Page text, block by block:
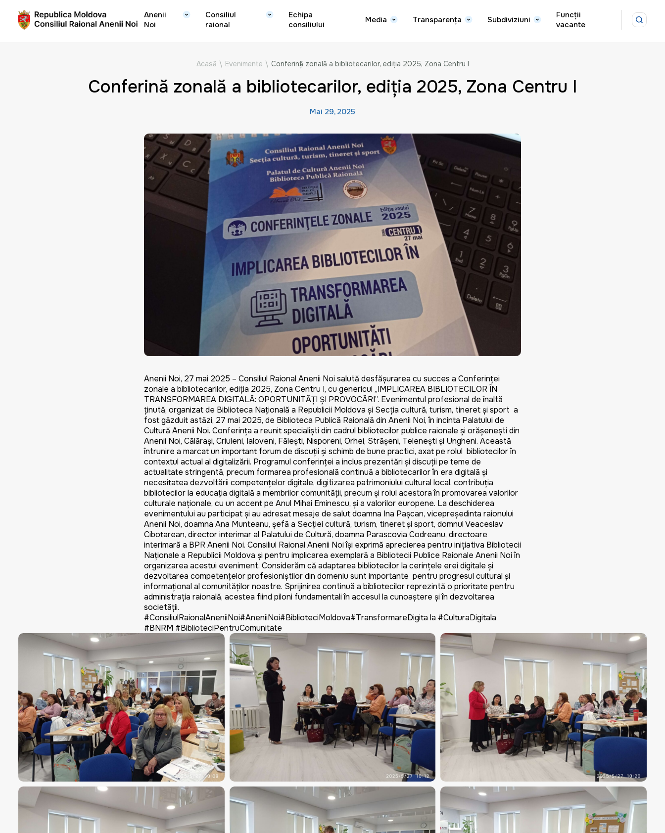
Anenii
Noi
Consiliul
raional
Echipa
consiliului
Media Transparența Subdiviziuni
Funcții
vacante
Acasă \ Evenimente \ Conferință zonală a bibliotecarilor, ediția 2025, Zona Centru I
Conferință zonală a bibliotecarilor, ediția 2025, Zona Centru I
Mai 29, 2025
Anenii Noi, 27 mai 2025 – Consiliul Raional Anenii Noi salută desfășurarea cu succes a Conferinței
zonale a bibliotecarilor, ediția 2025, Zona Centru I, cu genericul „IMPLICAREA BIBLIOTECILOR ÎN
TRANSFORMAREA DIGITALĂ: OPORTUNITĂȚI ȘI PROVOCĂRI”. Evenimentul profesional de înaltă
ținută, organizat de Biblioteca Națională a Republicii Moldova și Secția cultură, turism, tineret și sport a
fost găzduit astăzi, 27 mai 2025, de Biblioteca Publică Raională din Anenii Noi, în incinta Palatului de
Cultură Anenii Noi. Conferința a reunit specialiști din cadrul bibliotecilor publice raionale și orășenești din
Anenii Noi, Călărași, Criuleni, Ialoveni, Fălești, Nisporeni, Orhei, Strășeni, Telenești și Ungheni. Această
întrunire a marcat un important forum de discuții și schimb de bune practici, axat pe rolul bibliotecilor în
contextul actual al digitalizării. Programul conferinței a inclus prezentări și discuții pe teme de
actualitate stringentă, precum formarea profesională continuă a bibliotecarilor în era digitală și
necesitatea dezvoltării competențelor digitale, digitizarea patrimoniului cultural local, contribuția
bibliotecilor la educația digitală a membrilor comunității, precum și rolul acestora în promovarea valorilor
culturale naționale, cu un accent pe Anul Mihai Eminescu, și a valorilor europene. La deschiderea
evenimentului au participat și au adresat mesaje de salut doamna Ina Pașcan, vicepreședinta raionului
Anenii Noi, doamna Ana Munteanu, șefă a Secției cultură, turism, tineret și sport, domnul Veaceslav
Cibotarean, director interimar al Palatului de Cultură, doamna Parascovia Codreanu, directoare
interimară a BPR Anenii Noi. Consiliul Raional Anenii Noi își exprimă aprecierea pentru inițiativa Bibliotecii
Naționale a Republicii Moldova și pentru implicarea exemplară a Bibliotecii Publice Raionale Anenii Noi în
organizarea acestui eveniment. Considerăm că adaptarea bibliotecilor la cerințele erei digitale și
dezvoltarea competențelor profesioniștilor din domeniu sunt importante pentru progresul cultural și
informațional al comunităților noastre. Sprijinirea continuă a bibliotecilor reprezintă o prioritate pentru
administrația raională, acestea fiind piloni fundamentali în accesul la cunoaștere și în dezvoltarea
societății.
#ConsiliulRaionalAneniiNoi#AneniiNoi#BiblioteciMoldova#TransformareDigita la #CulturaDigitala
#BNRM #BiblioteciPentruComunitate